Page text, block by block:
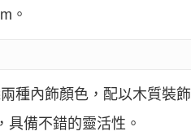
。
種內飾顏色，配以木質裝飾
備不錯的靈活性。